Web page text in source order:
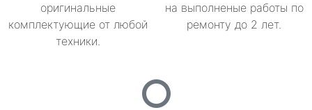
оригинальные
комплектующие от любой
техники.
на выполненые работы по
ремонту до 2 лет.